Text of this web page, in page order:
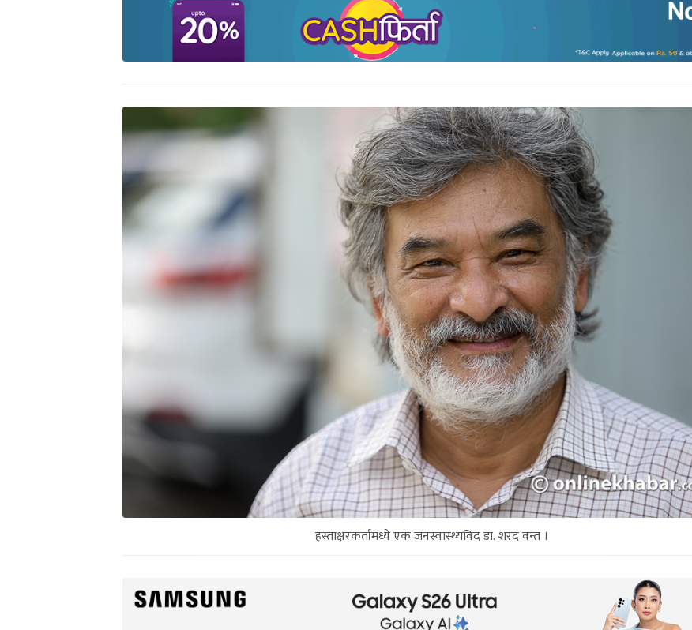
हस्ताक्षरकर्तामध्ये एक जनस्वास्थ्यविद डा. शरद वन्त ।